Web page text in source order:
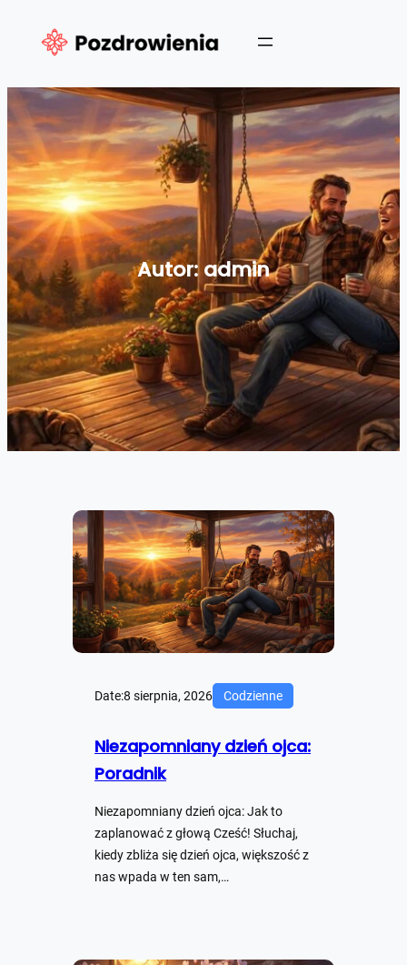
Autor: admin
Date:8 sierpnia, 2026 Codzienne
Niezapomniany dzień ojca:
Poradnik
Niezapomniany dzień ojca: Jak to
zaplanować z głową Cześć! Słuchaj,
kiedy zbliża się dzień ojca, większość z
nas wpada w ten sam,…